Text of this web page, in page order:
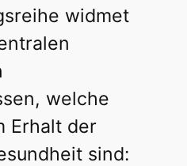
widmet
welche
Erhalt der
sind: